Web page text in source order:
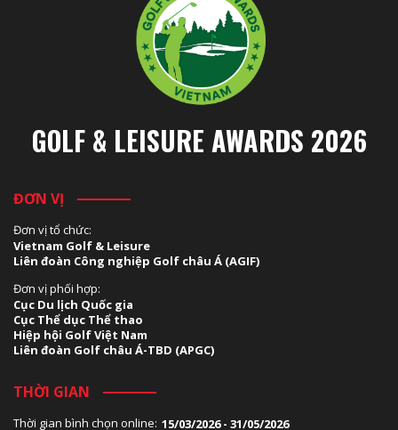
GOLF & LEISURE AWARDS 2026
ĐƠN VỊ
Đơn vị tổ chức:
Vietnam Golf & Leisure
Liên đoàn Công nghiệp Golf châu Á (AGIF)
Đơn vị phối hợp:
Cục Du lịch Quốc gia
Cục Thể dục Thể thao
Hiệp hội Golf Việt Nam
Liên đoàn Golf châu Á-TBD (APGC)
THỜI GIAN
Thời gian bình chọn online: 15/03/2026 - 31/05/2026